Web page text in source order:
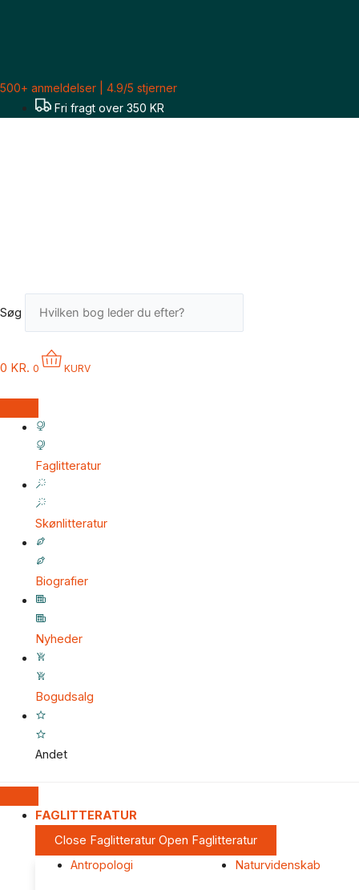
500+ anmeldelser | 4.9/5 stjerner
Fri fragt over 350 KR
Søg
0 KR. 0 KURV
Faglitteratur
Skønlitteratur
Biografier
Nyheder
Bogudsalg
Andet
FAGLITTERATUR
Close Faglitteratur Open Faglitteratur
Antropologi
Naturvidenskab